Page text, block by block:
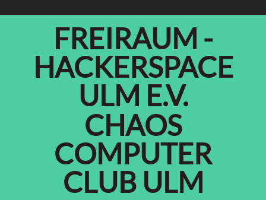
FREIRAUM -
HACKERSPACE
ULM E.V.
CHAOS
COMPUTER
CLUB ULM